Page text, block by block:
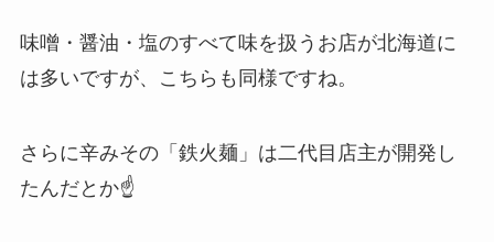
味噌・醤油・塩のすべて味を扱うお店が北海道に
は多いですが、こちらも同様ですね。
さらに辛みその「鉄火麺」は二代目店主が開発し
たんだとか☝